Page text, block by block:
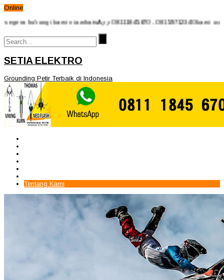
Online
kami via whatsApp 08111845670 - 08159712340 kami ucapkan
SETIA ELEKTRO
Grounding Petir Terbaik di Indonesia
Tentang Kami